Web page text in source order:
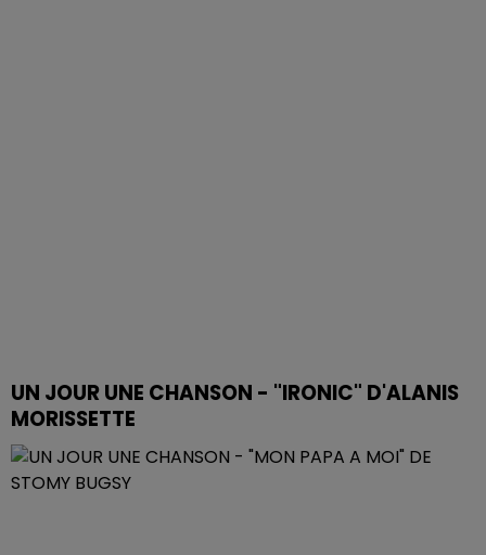
UN JOUR UNE CHANSON - "IRONIC" D'ALANIS
MORISSETTE